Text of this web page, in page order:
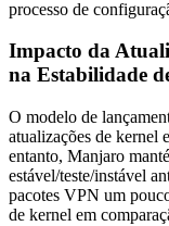
processo de
Impacto da
na Estabilidade
O modelo de
atualizações de kernel
entanto, Manjaro
estável/teste/instável
pacotes VPN um
de kernel em